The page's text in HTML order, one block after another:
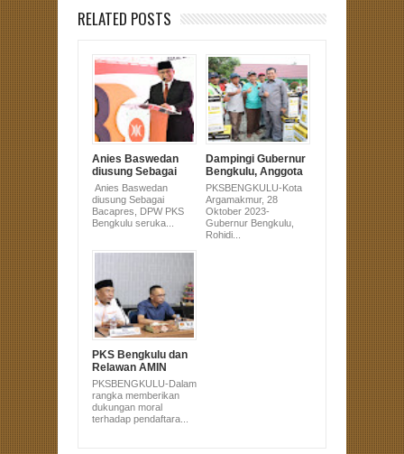
RELATED POSTS
Anies Baswedan
diusung Sebagai
Bacapres, DPW
PKS Bengkulu
serukan All Out.
Anies Baswedan
diusung Sebagai
Bacapres, DPW PKS
Bengkulu seruka...
Dampingi Gubernur
Bengkulu, Anggota
DPRD Sujono Hadir
di Pembagian
Alsintan untuk
Masyarakat
Bengkulu Utara
PKSBENGKULU-Kota
Argamakmur, 28
Oktober 2023-
Gubernur Bengkulu,
Rohidi...
PKS Bengkulu dan
Relawan AMIN
Serahkan Dukungan
Pasangan Anies-
Muhaimin Ke KPU
PKSBENGKULU-Dalam
rangka memberikan
dukungan moral
terhadap pendaftara...